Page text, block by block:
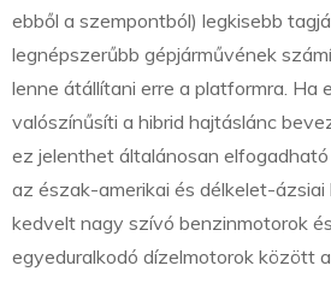
ebből a szempontból) legkisebb
legnépszerűbb gépjárművének
lenne átállítani erre a platformra. Ha
valószínűsíti a hibrid hajtáslánc
ez jelenthet általánosan
az észak-amerikai és délkelet-
kedvelt nagy szívó benzinmotorok
egyeduralkodó dízelmotorok között